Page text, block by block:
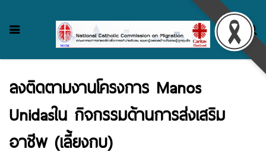
ลงติดตามงานโครงการ Manos
Unidasใน กิจกรรมด้านการส่งเสริม
อาชีพ (เลี้ยงกบ)